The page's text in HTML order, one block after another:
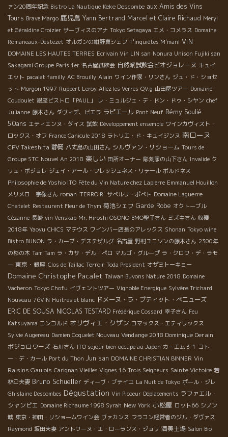
ァン20周年記念 Bistro La Nautique Keke Descombe aux Amis des Vins
Tours Brave Margo 鹿児島 Yann Bertrand Marcel et Claire Richaud Meryl
et Géraldine Croizier サーヴィスのアナ Tokyo Setagaya エメ・コメラス Domaine
Romaneaux-Destezet オルガンの紺野真シェフ T'inquiètes M'man! VIN
DOMAINE LES HAUTES TERRES Ecrivain Vin LIN san Nonura Unison Fujiki san
Sakagami Groupe Paris 1er 名古屋試飲会 自然派試飲会ビオジョレーヌ キュイ
エット pacalet familly AC Brouilly Alain ワイン作家・リンさん ジュ・ド・ショセ
ット Morgon 1997 Ruppert Leroy Allez les Verres QV.g 山田屋ツアー Domaine
Coudoulet 銀座ビストロ「PAUL」 レ・ミュルジェ・デ・ドン・ドゥ・シヤン chef
Julianne 藤木さん ダヴィデ、ピエラ ラピエール Pont Neuf Rémy Soulié
50ans エティエンヌ・ダイス 試飲 Développement ensemble ワインカヴィスト・
ロックス・オフ France Canicule 2018 ラトリエ・ド・キュイジンヌ 南ローヌ
CPV Takeshita 静岡 八丈島の山田さん シルヴァン・リショーム Tours de
Groupe STC Nouvel An 2018 楽しい 田所オーナー 彫刻家の山下さん Invalide ク
リュ・ボジョレ ジェイ・アール・フレッシュネス・リテール ボルドネス
Philosophie de Yoshio ITO Fête du Vin Nature chez Lapierre Emmanuel Houillon
メリメロ 宗像さん roman 'TERROIR' サぺルリ・ポぺト Domaine Laguerre
Chatelet Restaurent Fleur de Thym 菊池シェフ Garde Robe オクトーブル
Cézanne 長崎 vin Venskab Mr. Hiroshi OSONO BMO聖子さん ミズキさん 収穫
2018年 Yaoyu CHICS マテウス ワインバー店長のアレックス Shonan Tokyo wine
Bistro BUNON ラ・カーブ・デステザルグ 名古屋 野村ユニソンの藤木さん 2300年
の杉の木 Tam Tam ラ・カサ・デル・ぺロ マルゴ・グループ ラ・クロワ・デ・ラモ
ー 東京・銀座 Clos de Taillac Terroir Toda President オザミトーキョー
Domaine Christophe Pacalet Taiwan Buvons Nature 2018 Domaine
Vacheron Tokyo Chofu イヴェントツアー Vignoble Energique Sylvère Trichard
Nouveau 76VIN Huitres et blanc ドメーヌ・ラ・プティット・べニューズ
ERIC DE SOUSA NICOLAS TESTARD Frédérique Cossard 幸子さん Feu
Katsuyama コンコルド オリヴィエ・クザン コマックス・エティリックス
Sylvie Augereau Damien Coquelet Nouveau Vendange 2018 Dominique Derain
ボジョロワーズ 石川さん ITO sejour bien occupe au Japon カーエム３１ コト
ー・デ・カール Port du Thon Jun san DOMAINE CHRISTIAN BINNER Vin
Raisins Gaulois Carignan Vieilles Vignes 16 Trois Seigneurs Sainte Victoire 若
林ご夫妻 Bruno Schueller ディーヴ・ブテイユ La Nuit de Tokyo ポール・ジレ
Ghislaine Descombes Dégustation Vin Picoeur Déplacements ラファエル・
シャンピエ Domaine Richaume 1998 Syrah New York 小松屋 ロット66 シノン
城 東京・神田・リショームワイン会 ヴァカンス フラコン経営者のジル・ダヴァス
Raymond 坂田夫妻 アントワーヌ・エ・ローランス・ジョリ 酒美土場 Salon Bio